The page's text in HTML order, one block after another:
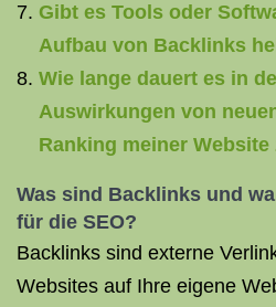
Gibt es Tools oder
Aufbau von Backlinks
Wie lange dauert es in
Auswirkungen von
Ranking meiner Website
Was sind Backlinks und
für die SEO?
Backlinks sind externe
Websites auf Ihre eigene